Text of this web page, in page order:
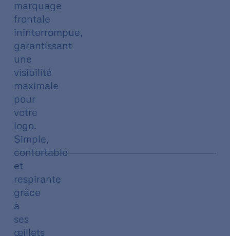
marquage
frontale
ininterrompue,
garantissant
une
visibilité
maximale
pour
votre
logo.
Simple,
confortable
et
respirante
grâce
à
ses
œillets